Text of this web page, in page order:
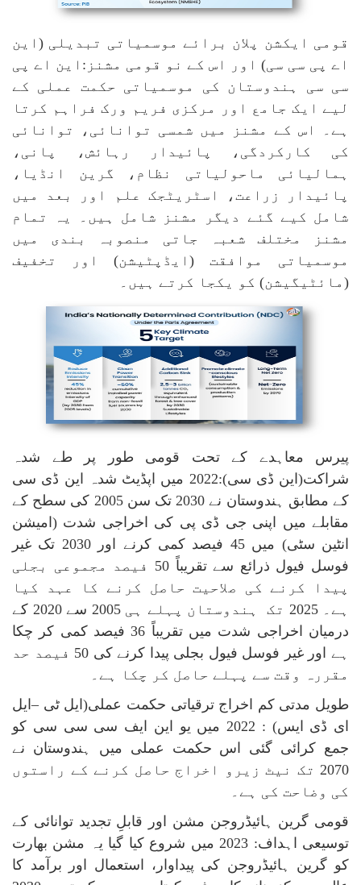
قومی ایکشن پلان برائے موسمیاتی تبدیلی (این
اے پی سی سی) اور اس کے نو قومی مشنز:این اے پی
سی سی ہندوستان کی موسمیاتی حکمت عملی کے
لیے ایک جامع اور مرکزی فریم ورک فراہم کرتا
ہے۔ اس کے مشنز میں شمسی توانائی، توانائی
کی کارکردگی، پائیدار رہائش، پانی،
ہمالیائی ماحولیاتی نظام، گرین انڈیا،
پائیدار زراعت، اسٹریٹجک علم اور بعد میں
شامل کیے گئے دیگر مشنز شامل ہیں۔ یہ تمام
مشنز مختلف شعبہ جاتی منصوبہ بندی میں
موسمیاتی موافقت (ایڈپٹیشن) اور تخفیف
(مائٹیگیشن) کو یکجا کرتے ہیں۔
پیرس معاہدے کے تحت قومی طور پر طے شدہ
شراکت(این ڈی سی):2022 میں اپڈیٹ شدہ این ڈی سی
کے مطابق ہندوستان نے 2030 تک سن 2005 کی سطح کے
مقابلے میں اپنی جی ڈی پی کی اخراجی شدت (امیشن
انٹین سٹی) میں 45 فیصد کمی کرنے اور 2030 تک غیر
فوسل فیول ذرائع سے تقریباً 50 فیصد مجموعی بجلی
پیدا کرنے کی صلاحیت حاصل کرنے کا عہد کیا
ہے۔ 2025 تک ہندوستان پہلے ہی 2005 سے 2020 کے
درمیان اخراجی شدت میں تقریباً 36 فیصد کمی کر چکا
ہے اور غیر فوسل فیول بجلی پیدا کرنے کی 50 فیصد حد
مقررہ وقت سے پہلے حاصل کر چکا ہے۔
طویل مدتی کم اخراج ترقیاتی حکمت عملی(ایل ٹی –ایل
ای ڈی ایس) : 2022 میں یو این ایف سی سی سی کو
جمع کرائی گئی اس حکمت عملی میں ہندوستان نے
2070 تک نیٹ زیرو اخراج حاصل کرنے کے راستوں
کی وضاحت کی ہے۔
قومی گرین ہائیڈروجن مشن اور قابلِ تجدید توانائی کے
توسیعی اہداف: 2023 میں شروع کیا گیا یہ مشن بھارت
کو گرین ہائیڈروجن کی پیداوار، استعمال اور برآمد کا